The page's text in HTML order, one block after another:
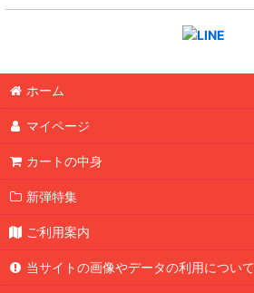
ホーム
マイページ
カートの中身
新弾特集
ご利用案内
当サイトの画像やデータの利用について